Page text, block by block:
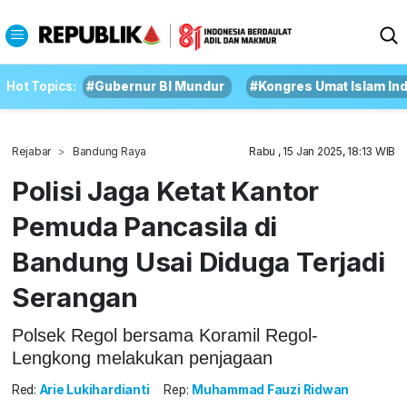
Hot Topics: #Gubernur BI Mundur #Kongres Umat Islam
Rejabar Bandung Raya Rabu , 15 Jan 2025, 18:13 WIB
Polisi Jaga Ketat Kantor
Pemuda Pancasila di
Bandung Usai Diduga Terjadi
Serangan
Polsek Regol bersama Koramil Regol-
Lengkong melakukan penjagaan
Red: Arie Lukihardianti Rep: Muhammad Fauzi Ridwan